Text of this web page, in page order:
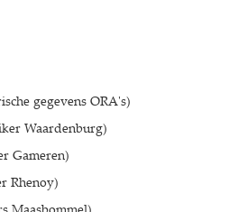
gegevens ORA's)
Waardenburg)
Gameren)
Rhenoy)